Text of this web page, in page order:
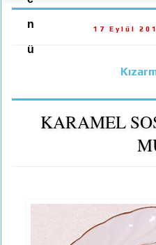
n
ü
17 Eylül
KARAMEL